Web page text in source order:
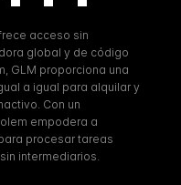
acceso sin
global y de código
GLM proporciona una
a igual para alquilar y
Con un
empodera a
procesar tareas
intermediarios.